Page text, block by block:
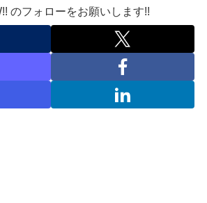
のフォローをお願いします!!